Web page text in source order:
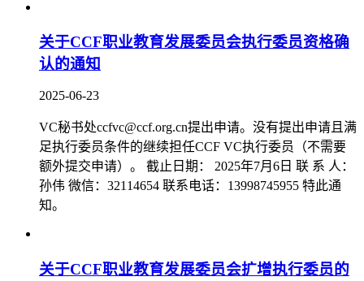
关于CCF职业教育发展委员会执行委员资格确
认的通知
2025-06-23
VC秘书处ccfvc@ccf.org.cn提出申请。没有提出申请且满
足执行委员条件的继续担任CCF VC执行委员（不需要
额外提交申请）。 截止日期： 2025年7月6日 联 系 人：
孙伟 微信：32114654 联系电话：13998745955 特此通
知。
关于CCF职业教育发展委员会扩增执行委员的